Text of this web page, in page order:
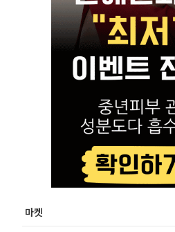
마켓